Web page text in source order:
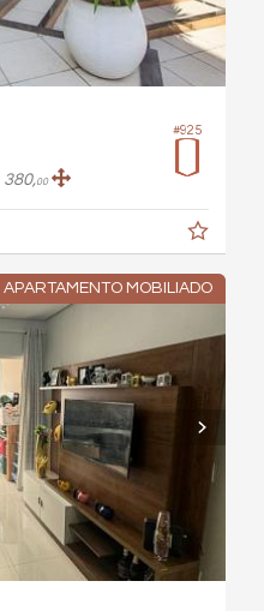
#925
380,00
APARTAMENTO MOBILIADO